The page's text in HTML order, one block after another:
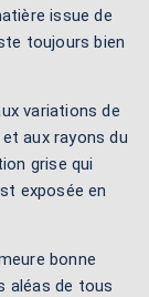
issue de
toujours bien
variations de
aux rayons du
grise qui
exposée en
bonne
aléas de tous